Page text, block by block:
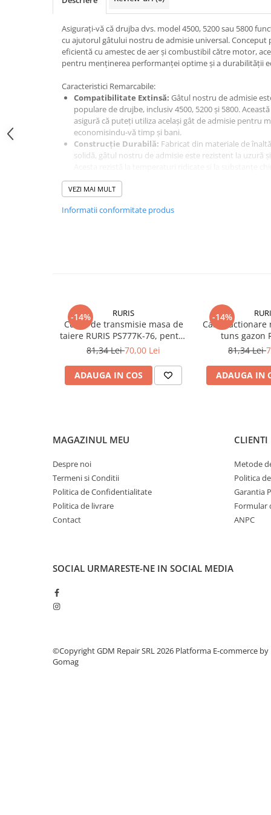
Generatoare
Masini tuns animale
Mori & Batoze
Motoburghie
Motocultoare
Troliu
Zdrobitori si Teascuri fructe
Piese aparat umplut carnati
Piese atomizoare
Piese motocoase 4T
Piese motocositoare
Piese motocultoare
Piese motopompa
Consumabile drujbe
Consumabile motocoase
Asigurați-vă că drujba dvs. model 4500, 5200 sau 5800
cu ajutorul gâtului nostru de admisie universal. Conceput
eficientă cu amestec de aer și combustibil către motor,
pentru menținerea performanței optime și a durabilității
Caracteristici Remarcabile:
Compatibilitate Extinsă: Gâtul nostru de admisie
populare de drujbe, inclusiv 4500, 5200 și 5800.
asigură că puteți utiliza același gât de admisie pentru
economisindu-vă timp și bani.
Construcție Durabilă: Fabricat din materiale de
solidă, gâtul nostru de admisie este rezistent la uzură
funcționare fiabilă și de lungă durată.
Performanță Optimă:
către motor, contribuind la o ardere completă și la o
Indiferent dacă sunteți profesionist în domeniul
probleme.
Alegeți gâtul nostru de admisie și bucurați-vă de o
dvs. model 4500, 5200 sau 5800!
VEZI MAI MULT
Informatii conformitate produs
-14% RURIS
Curea de transmisie masa de
taiere RURIS PS777K-76, pentru
motocositori Ruris DAC 777K
81,34 Lei70,00 Lei
ADAUGA IN COS
-14%
Cablu actionare
tuns gazon
81,34 Lei
ADAUGA IN
MAGAZINUL MEU
Despre noi
Termeni si Conditii
Politica de Confidentialitate
Politica de livrare
Contact
CLIENTI
Metode
Politica
Garantia
Formular
ANPC
SOCIAL URMARESTE-NE IN SOCIAL MEDIA
©Copyright GDM Repair SRL 2026 Platforma E-commerce by
Gomag